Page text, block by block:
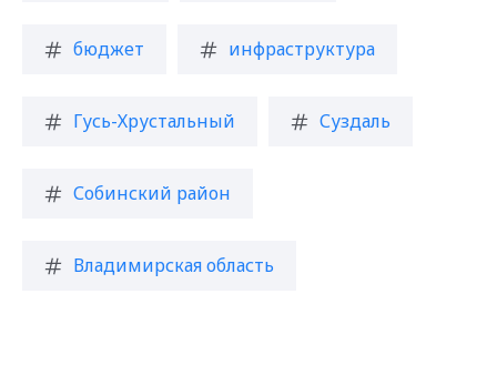
бюджет инфраструктура
Гусь-Хрустальный Суздаль
Собинский район
Владимирская область